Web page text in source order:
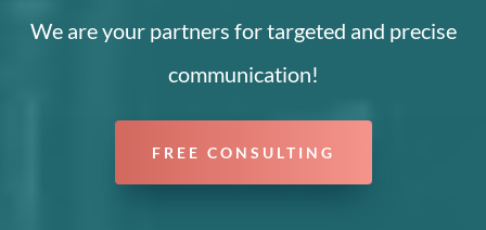
We are your partners for targeted and precise
communication!
FREE CONSULTING